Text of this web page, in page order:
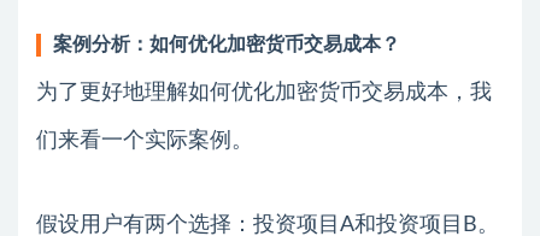
案例分析：如何优化加密货币交易成本？
为了更好地理解如何优化加密货币交易成本，我
们来看一个实际案例。
假设用户有两个选择：投资项目A和投资项目B。